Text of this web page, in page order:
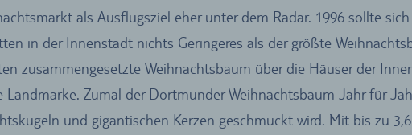
als Ausflugsziel eher unter dem Radar. 1996 sollte
in der Innenstadt nichts Geringeres als der größte
zusammengesetzte Weihnachtsbaum über die Häuser der
Zumal der Dortmunder Weihnachtsbaum Jahr für
und gigantischen Kerzen geschmückt wird. Mit bis zu